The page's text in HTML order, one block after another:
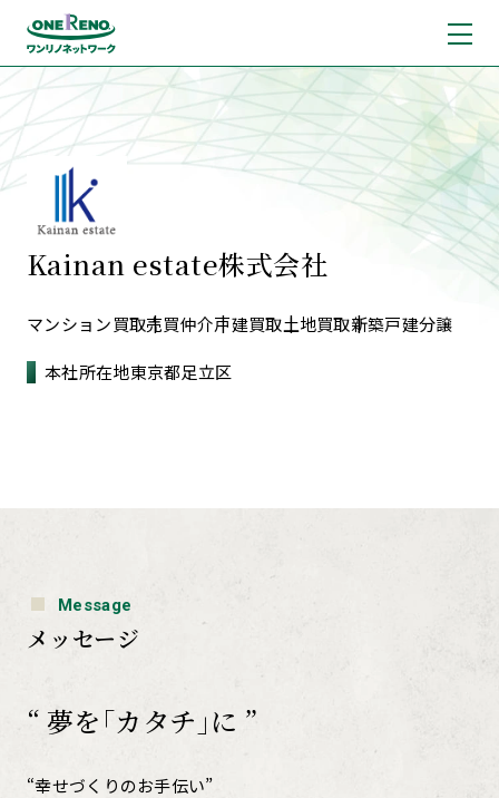
Kainan estate株式会社
マンション買取売買仲介戸建買取土地買取新築戸建分譲
本社所在地東京都足立区
Message
メッセージ
“ 夢を｢カタチ｣に ”
“幸せづくりのお手伝い”